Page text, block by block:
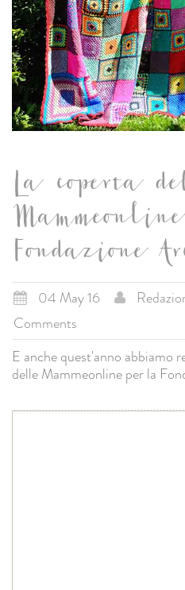
La coperta
Fondazione
04 May 16
Comments
E anche quest'anno abbiamo
delle Mammeonline per la